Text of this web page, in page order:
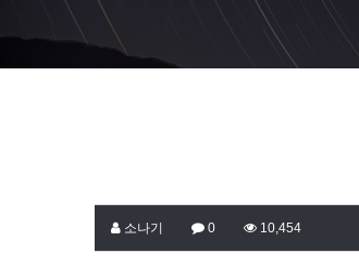
소나기 0 10,454